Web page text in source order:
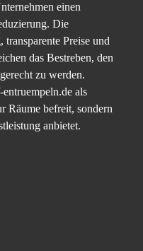
einen
Die
Preise und
das Bestreben, den
zu werden.
als
Räume befreit, sondern
anbietet.